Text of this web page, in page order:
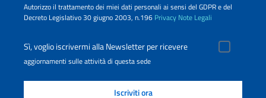
Autorizzo il trattamento dei miei dati personali ai sensi del GDPR e del
Decreto Legislativo 30 giugno 2003, n.196 Privacy Note Legali
Sì, voglio iscrivermi alla Newsletter per ricevere
aggiornamenti sulle attività di questa sede